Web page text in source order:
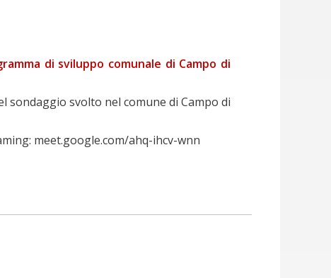
di sviluppo comunale di Campo di
sondaggio svolto nel comune di Campo di
meet.google.com/ahq-ihcv-wnn